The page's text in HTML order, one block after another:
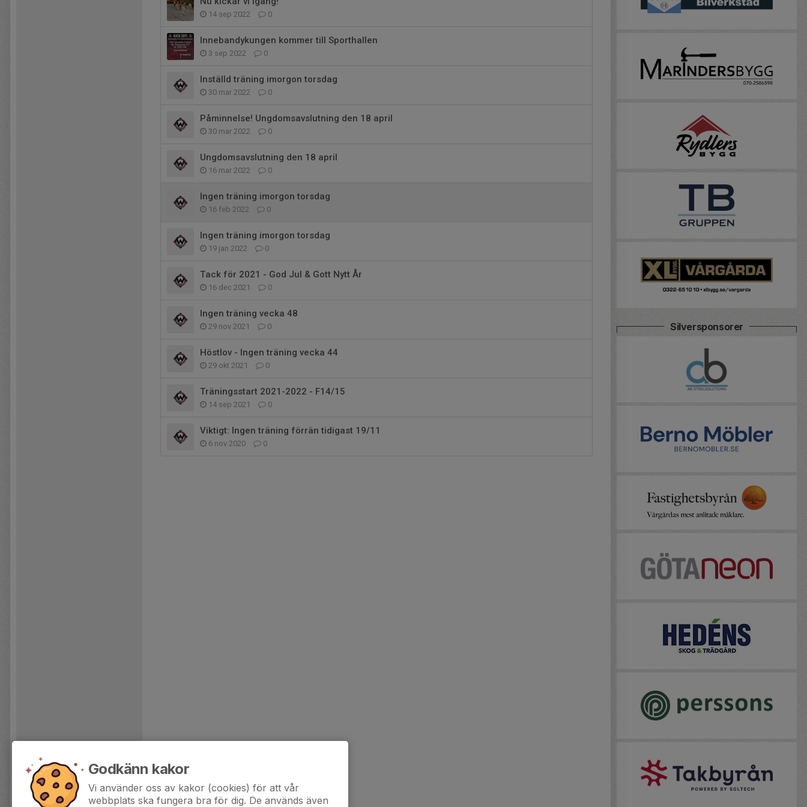
14 sep 2022 0
Innebandykungen kommer till Sporthallen
3 sep 2022 0
Inställd träning imorgon torsdag
30 mar 2022 0
Påminnelse! Ungdomsavslutning den 18 april
30 mar 2022 0
Ungdomsavslutning den 18 april
16 mar 2022 0
Ingen träning imorgon torsdag
16 feb 2022 0
Ingen träning imorgon torsdag
19 jan 2022 0
Tack för 2021 - God Jul & Gott Nytt År
16 dec 2021 0
Ingen träning vecka 48
29 nov 2021 0
Höstlov - Ingen träning vecka 44
29 okt 2021 0
Träningsstart 2021-2022 - F14/15
14 sep 2021 0
Viktigt: Ingen träning förrän tidigast 19/11
6 nov 2020 0
Silversponsorer
Godkänn kakor
Vi använder oss av kakor (cookies) för att vår
webbplats ska fungera bra för dig. De används även